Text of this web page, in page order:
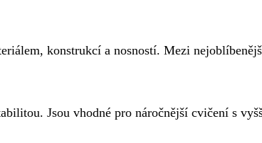
konstrukcí a nosností. Mezi
Jsou vhodné pro náročnější cvičení s